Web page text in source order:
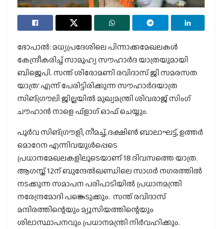
ഭോപാല്‍: മധ്യപ്രദേശിലെ പിന്നാക്കമേഖലകള്‍
കേന്ദ്രീകരിച്ച് സാമൂഹ്യ സൗഹാര്‍ദ യാത്രയുമായി
ബിജെപി. സന്ത് ശിരോമണി രവിദാസ് ജി സമരസത
യാത്ര’ എന്ന് പേരിട്ടിരിക്കുന്ന സൗഹാര്‍ദയാത്ര
സിങ്ഗ്രൗലി ജില്ലയില്‍ മുഖ്യമന്ത്രി ശിവരാജ് സിംഗ്
ചൗഹാന്‍ നാളെ ഫ്‌ളാഗ് ഓഫ് ചെയ്യും.
പൂര്‍വ സിങ്ഗ്രൗളി, നീമച്ച്, ദക്ഷിണ്‍ ബാലാഘട്ട്, ഉത്തര്‍
മൊറേന എന്നിവയുള്‍പ്പെടെ
പ്രധാനമേഖലകളിലൂടെയാണ് 18 ദിവസത്തെ യാത്ര.
ആഗസ്ത് 12ന് ബുന്ദേല്‍ഖണ്ഡിലെ സാഗര്‍ നഗരത്തില്‍
നടക്കുന്ന സമാപന പരിപാടിയില്‍ പ്രധാനമന്ത്രി
നരേന്ദ്രമോദി പങ്കെടുക്കും. സന്ത് രവിദാസ്
മന്ദിരത്തിന്റെയും മ്യൂസിയത്തിന്റെയും
ശിലാസ്ഥാപനവും പ്രധാനമന്ത്രി നിര്‍വഹിക്കും.